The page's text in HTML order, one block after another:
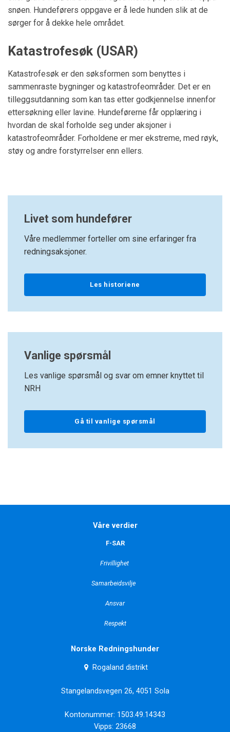
snøen. Hundeførers oppgave er å lede hunden slik at de
sørger for å dekke hele området.
Katastrofesøk (USAR)
Katastrofesøk er den søksformen som benyttes i
sammenraste bygninger og katastrofeområder. Det er en
tilleggsutdanning som kan tas etter godkjennelse innenfor
ettersøkning eller lavine. Hundeførerne får opplæring i
hvordan de skal forholde seg under aksjoner i
katastrofeområder. Forholdene er mer ekstreme, med røyk,
støy og andre forstyrrelser enn ellers.
Livet som hundefører
Våre medlemmer forteller om sine erfaringer fra
redningsaksjoner.
Les historiene
Vanlige spørsmål
Les vanlige spørsmål og svar om emner knyttet til
NRH
Gå til vanlige spørsmål
Våre verdier
F-SAR
Frivillighet
Samarbeidsvilje
Ansvar
Respekt
Norske Redningshunder
Rogaland distrikt
Stangelandsvegen 26, 4051 Sola
Kontonummer: 1503.49.14343
Vipps: 23668